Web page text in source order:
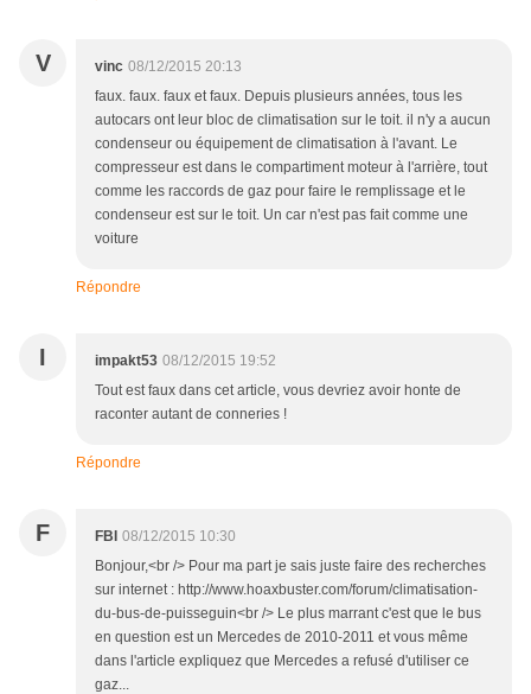
V vinc 08/12/2015 20:13
faux. faux. faux et faux. Depuis plusieurs années, tous les
autocars ont leur bloc de climatisation sur le toit. il n'y a aucun
condenseur ou équipement de climatisation à l'avant. Le
compresseur est dans le compartiment moteur à l'arrière, tout
comme les raccords de gaz pour faire le remplissage et le
condenseur est sur le toit. Un car n'est pas fait comme une
voiture
Répondre
I impakt53 08/12/2015 19:52
Tout est faux dans cet article, vous devriez avoir honte de
raconter autant de conneries !
Répondre
F FBI 08/12/2015 10:30
Bonjour,<br /> Pour ma part je sais juste faire des recherches
sur internet : http://www.hoaxbuster.com/forum/climatisation-
du-bus-de-puisseguin<br /> Le plus marrant c'est que le bus
en question est un Mercedes de 2010-2011 et vous même
dans l'article expliquez que Mercedes a refusé d'utiliser ce
gaz...